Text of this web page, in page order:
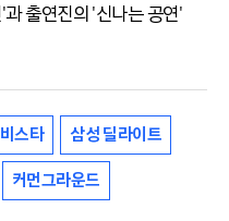
출연진의 '신나는 공연'
스타 삼성 딜라이트
커먼그라운드